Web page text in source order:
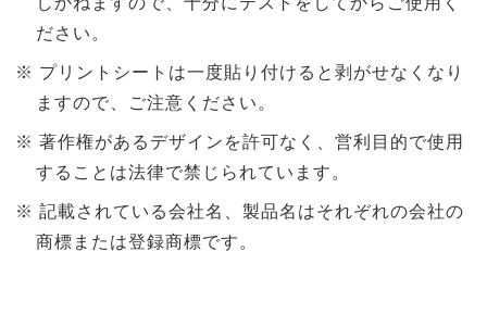
ださい。
プリントシートは一度貼り付けると剥がせなくなり
ますので、ご注意ください。
著作権があるデザインを許可なく、営利目的で使用
することは法律で禁じられています。
記載されている会社名、製品名はそれぞれの会社の
商標または登録商標です。